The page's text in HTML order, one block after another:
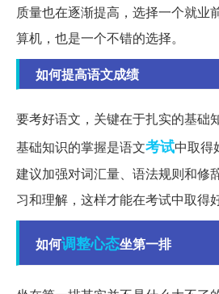
质量也在逐渐提高，选择一个就业
算机，也是一个不错的选择。
如何提高语文成绩
要考好语文，关键在于扎实的基础
基础知识的掌握是语文考试中取得
建议加强对词汇量、语法规则和修
习和理解，这样才能在考试中取得
如何调整心态坐第一排